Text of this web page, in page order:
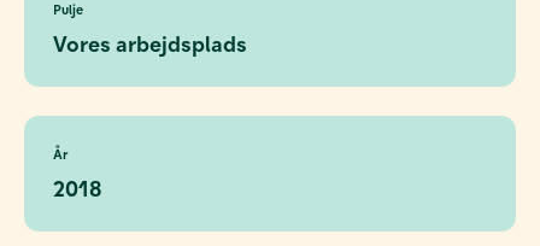
Pulje
Vores arbejdsplads
År
2018